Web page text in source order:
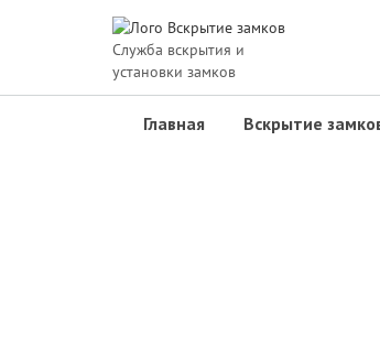
Служба вскрытия и
установки замков
Главная Вскрытие